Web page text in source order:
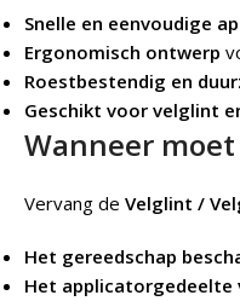
Snelle en eenvoudige
Ergonomisch ontwerp
Roestbestendig en
Geschikt voor velglint
Wanneer
Vervang de Velglint /
Het gereedschap
Het applicatorgedeelte